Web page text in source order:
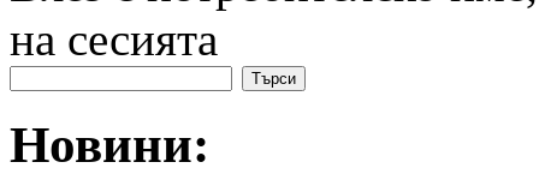
на сесията
Новини: